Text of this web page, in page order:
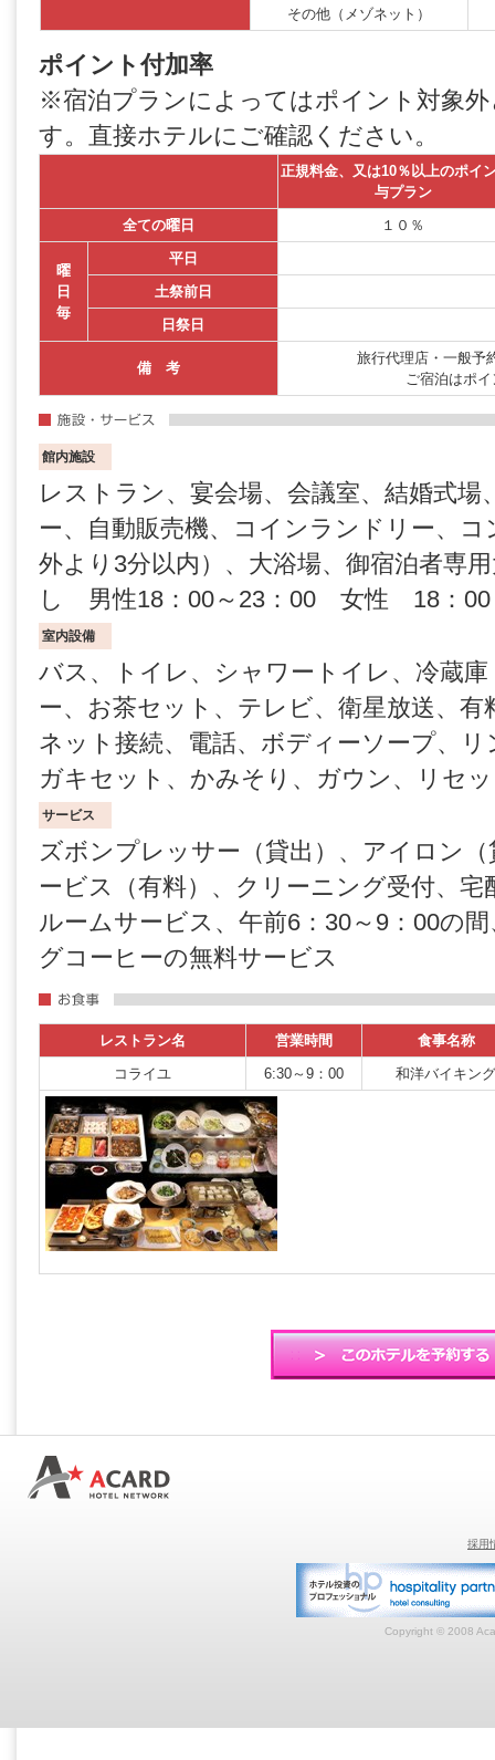
その他（メゾネット）
ポイント付加率
※宿泊プランによってはポイント対象
す。直接ホテルにご確認ください。
正規料金、又は10％以上のポイ
与プラン
全ての曜日
１０％
曜
日
毎
平日
土祭前日
日祭日
備 考
旅行代理店・一般予
ご宿泊はポ
館内施設
レストラン、宴会場、会議室、結婚式
ー、自動販売機、コインランドリー、
外より3分以内）、大浴場、御宿泊者
し 男性18：00～23：00 女性 18：00
室内設備
バス、トイレ、シャワートイレ、冷蔵
ー、お茶セット、テレビ、衛星放送、
ネット接続、電話、ボディーソープ、
ガキセット、かみそり、ガウン、リセ
サービス
ズボンプレッサー（貸出）、アイロン
ービス（有料）、クリーニング受付、
ルームサービス、午前6：30～9：00の
グコーヒーの無料サービス
レストラン名 営業時間
食事名称
コライユ
6:30～9：00 和洋バイキング
採用
Copyright © 2008